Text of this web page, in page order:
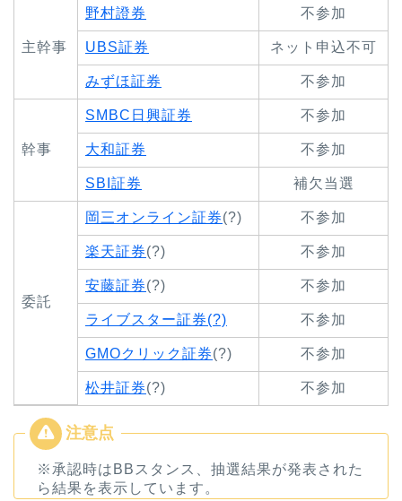
主幹事
野村證券 不参加
UBS証券 ネット申込不可
みずほ証券 不参加
幹事
SMBC日興証券 不参加
大和証券 不参加
SBI証券 補欠当選
委託
岡三オンライン証券(?) 不参加
楽天証券(?) 不参加
安藤証券(?) 不参加
ライブスター証券(?) 不参加
GMOクリック証券(?) 不参加
松井証券(?) 不参加
※承認時はBBスタンス、抽選結果が発表された
ら結果を表示しています。